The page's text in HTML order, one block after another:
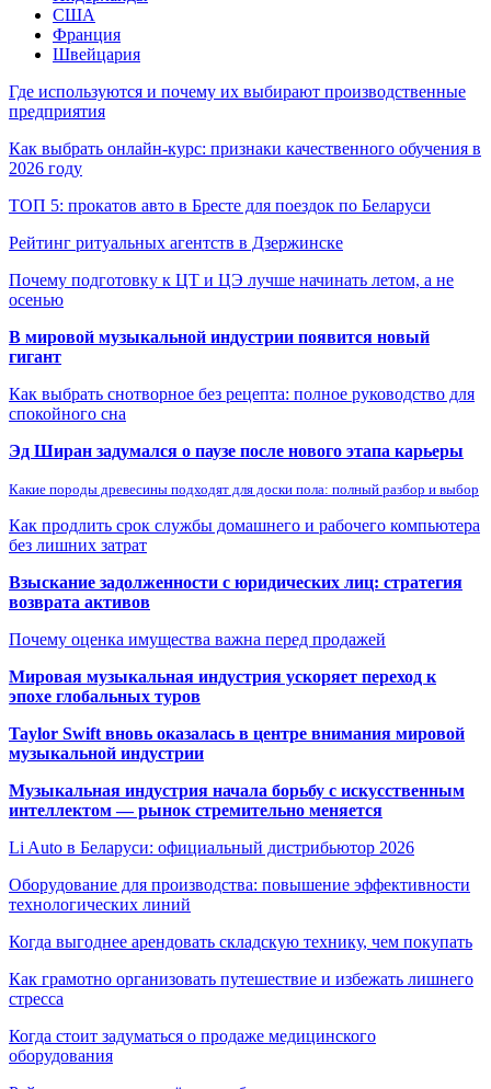
США
Франция
Швейцария
Где используются и почему их выбирают производственные
предприятия
Как выбрать онлайн-курс: признаки качественного обучения в
2026 году
ТОП 5: прокатов авто в Бресте для поездок по Беларуси
Рейтинг ритуальных агентств в Дзержинске
Почему подготовку к ЦТ и ЦЭ лучше начинать летом, а не
осенью
В мировой музыкальной индустрии появится новый
гигант
Как выбрать снотворное без рецепта: полное руководство для
спокойного сна
Эд Ширан задумался о паузе после нового этапа карьеры
Какие породы древесины подходят для доски пола: полный разбор и выбор
Как продлить срок службы домашнего и рабочего компьютера
без лишних затрат
Взыскание задолженности с юридических лиц: стратегия
возврата активов
Почему оценка имущества важна перед продажей
Мировая музыкальная индустрия ускоряет переход к
эпохе глобальных туров
Taylor Swift вновь оказалась в центре внимания мировой
музыкальной индустрии
Музыкальная индустрия начала борьбу с искусственным
интеллектом — рынок стремительно меняется
Li Auto в Беларуси: официальный дистрибьютор 2026
Оборудование для производства: повышение эффективности
технологических линий
Когда выгоднее арендовать складскую технику, чем покупать
Как грамотно организовать путешествие и избежать лишнего
стресса
Когда стоит задуматься о продаже медицинского
оборудования